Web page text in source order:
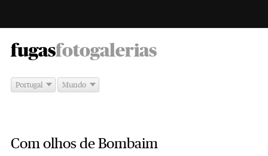
fugas -
fotogalerias
Portugal Mundo
Com olhos de Bombaim